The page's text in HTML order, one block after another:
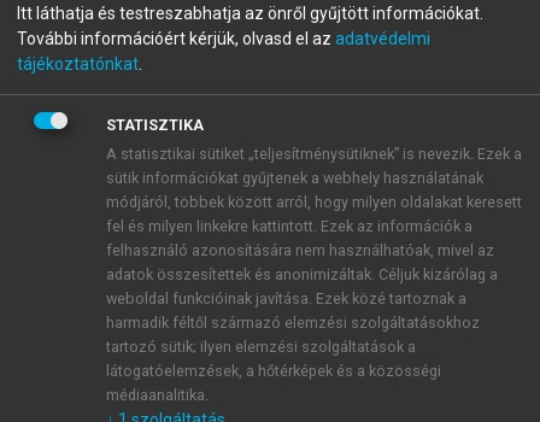
fiókoddal,vagy hozz létre új fiókot.
A regisztráció után apróbaidőszakautomatikusan
BELÉPÉS SAJÁT FIÓKKAL
ÚJ FIÓK LÉTREHOZÁSA
1 óra díjmentes hozzáférés
E-MAIL-CÍM
Itt láthatja és testreszabhatja az önről gyűjtött információkat.
További információért kérjük, olvasd el az adatvédelmi
tájékoztatónkat
STATISZTIKA
A statisztikai sütiket „teljesítménysütiknek” is nevezik. Ezek a
sütik információkat gyűjtenek a webhely használatának
módjáról, többek között arról, hogy milyen oldalakat keresett
fel és milyen linkekre kattintott. Ezek az információk a
felhasználó azonosítására nem használhatóak, mivel az
adatok összesítettek és anonimizáltak. Céljuk kizárólag a
weboldal funkcióinak javítása. Ezek közé tartoznak a
harmadik féltől származó elemzési szolgáltatásokhoz
tartozó sütik; ilyen elemzési szolgáltatások a
látogatóelemzések, a hőtérképek és a közösségi
médiaanalitika.